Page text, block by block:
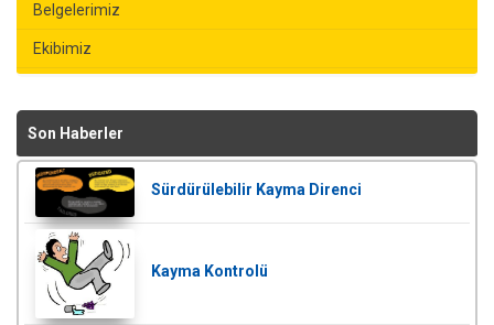
Belgelerimiz
Ekibimiz
Son Haberler
Sürdürülebilir Kayma Direnci
Kayma Kontrolü